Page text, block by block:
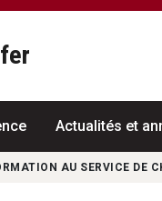
Actualités et
AU SERVICE DE